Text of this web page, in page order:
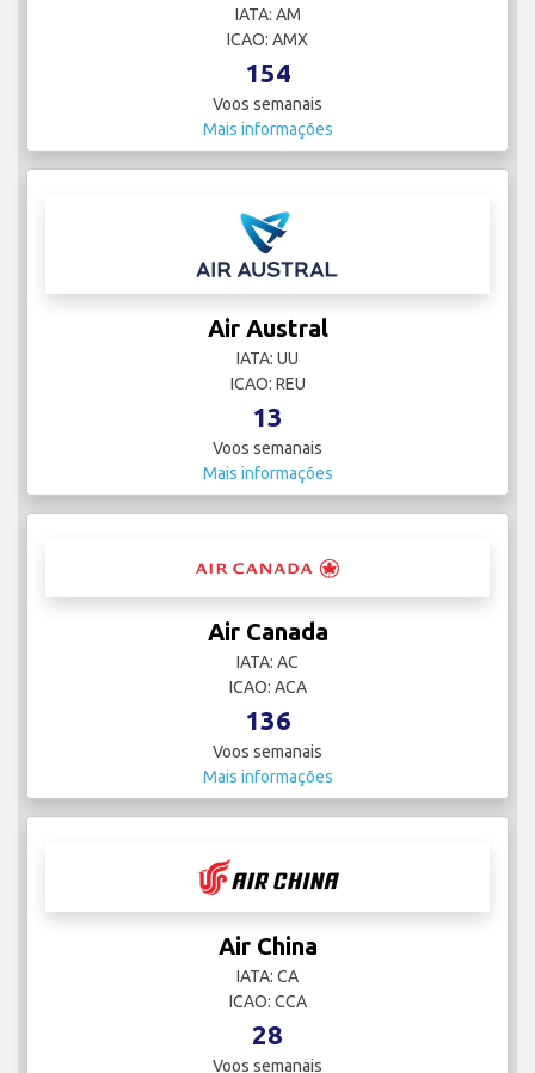
IATA: AM
ICAO: AMX
154
Voos semanais
Mais informações
Air Austral
IATA: UU
ICAO: REU
13
Voos semanais
Mais informações
Air Canada
IATA: AC
ICAO: ACA
136
Voos semanais
Mais informações
Air China
IATA: CA
ICAO: CCA
28
Voos semanais